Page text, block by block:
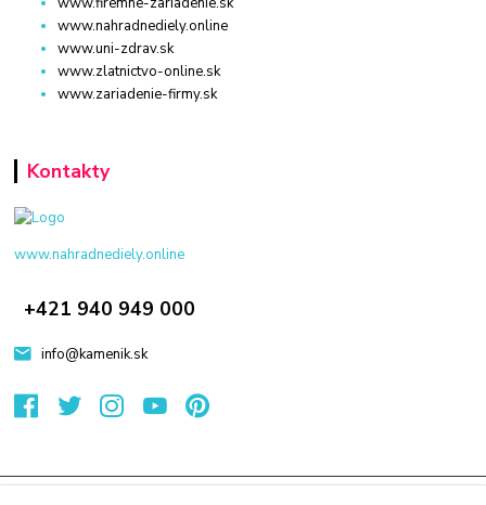
www.nahradnediely.online
www.uni-zdrav.sk
www.zlatnictvo-online.sk
www.zariadenie-firmy.sk
Kontakty
www.nahradnediely.online
+421 940 949 000
info@kamenik.sk